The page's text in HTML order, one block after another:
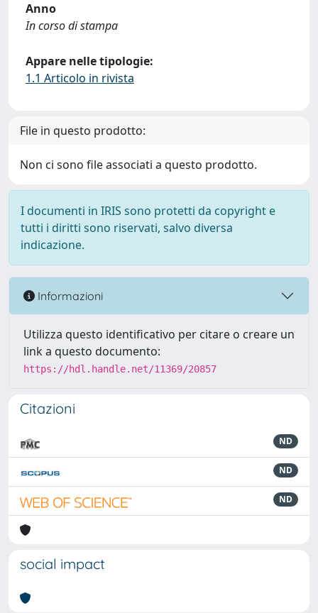
Anno
In corso di stampa
Appare nelle tipologie:
1.1 Articolo in rivista
File in questo prodotto:
Non ci sono file associati a questo prodotto.
I documenti in IRIS sono protetti da copyright e
tutti i diritti sono riservati, salvo diversa
indicazione.
Informazioni
Utilizza questo identificativo per citare o creare un
link a questo documento:
https://hdl.handle.net/11369/20857
Citazioni
ND
ND
ND
social impact